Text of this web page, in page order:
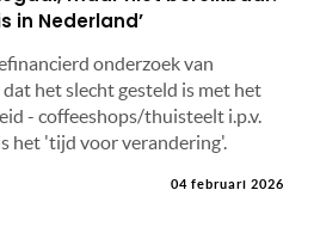
in Nederland’
onderzoek van
het slecht gesteld is met het
- coffeeshops/thuisteelt i.p.v.
het 'tijd voor verandering'.
04 februari 2026